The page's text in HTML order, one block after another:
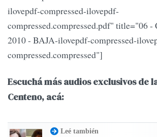
ilovepdf-compressed-ilovepdf-
compressed.compressed.pdf" title="06
2010 - BAJA-ilovepdf-compressed-
compressed.compressed"]
Escuchá más audios exclusivos de
Centeno, acá:
Leé también